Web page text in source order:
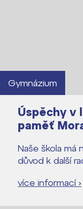
Gymnázium
Úspěchy v
paměť
Naše škola má
důvod k další
více informací ›